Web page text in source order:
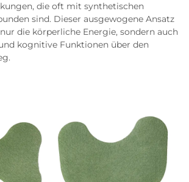
die oft mit synthetischen
sind. Dieser ausgewogene Ansatz
die körperliche Energie, sondern auch
kognitive Funktionen über den